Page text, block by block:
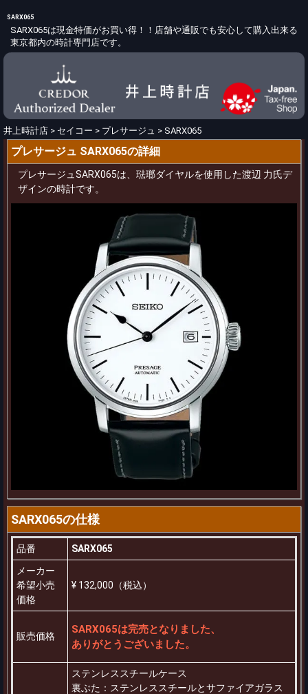
SARX065
SARX065は現金特価がお買い得！！店舗や通販でも安心して購入出来る
東京都内の時計専門店です。
井上時計店 > セイコー > プレサージュ > SARX065
プレサージュ SARX065の詳細
プレサージュSARX065は、琺瑯ダイヤルを使用した渡辺 力氏デ
ザインの時計です。
SARX065の仕様
品番
SARX065
メーカー
希望小売
価格
¥ 132,000（税込）
販売価格
SARX065は完売となりました、
ありがとうございました。
ステンレススチールケース
裏ぶた：ステンレススチールとサファイアガラス